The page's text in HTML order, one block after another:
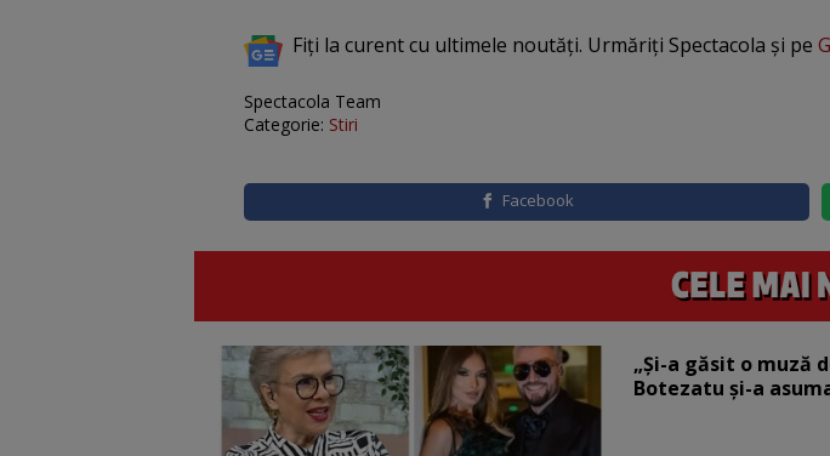
Fiți la curent cu ultimele noutăți. Urmăriți Spectacola și pe
Spectacola Team
Categorie: Stiri
Facebook
„Și-a găsit o muză
Botezatu și-a